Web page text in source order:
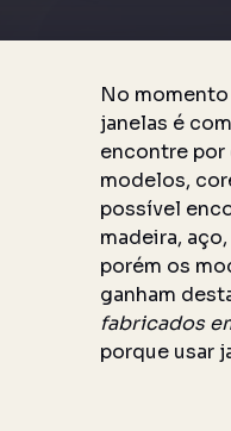
No
janelas é
encontre por
modelos,
possível
madeira,
porém os
ganham
fabricados
porque usar